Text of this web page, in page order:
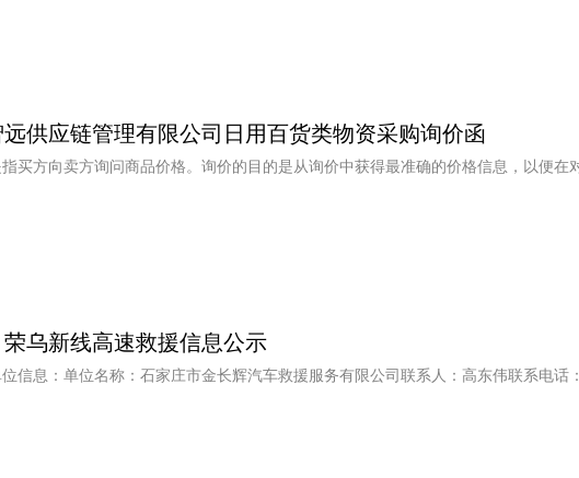
供应链管理有限公司日用百货类物资采购询价函
买方向卖方询问商品价格。询价的目的是从询价中获得最准确的价格信息，以便
乌新线高速救援信息公示
信息：单位名称：石家庄市金长辉汽车救援服务有限公司联系人：高东伟联系电话